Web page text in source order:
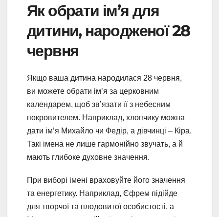
Як обрати ім’я для
дитини, народженої 28
червня
Якщо ваша дитина народилася 28 червня,
ви можете обрати ім’я за церковним
календарем, щоб зв’язати її з небесним
покровителем. Наприклад, хлопчику можна
дати ім’я Михайло чи Федір, а дівчинці – Кіра.
Такі імена не лише гармонійно звучать, а й
мають глибоке духовне значення.
При виборі імені враховуйте його значення
та енергетику. Наприклад, Єфрем підійде
для творчої та плодовитої особистості, а